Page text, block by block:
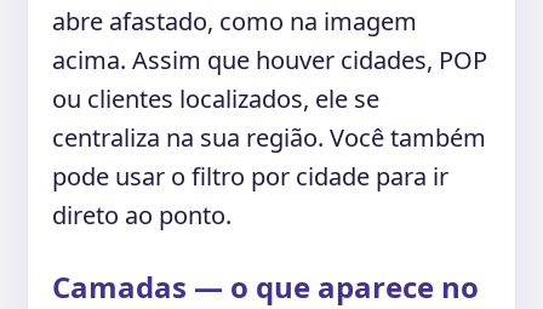
abre afastado, como na imagem
acima. Assim que houver cidades, POP
ou clientes localizados, ele se
centraliza na sua região. Você também
pode usar o filtro por cidade para ir
direto ao ponto.
Camadas — o que aparece no